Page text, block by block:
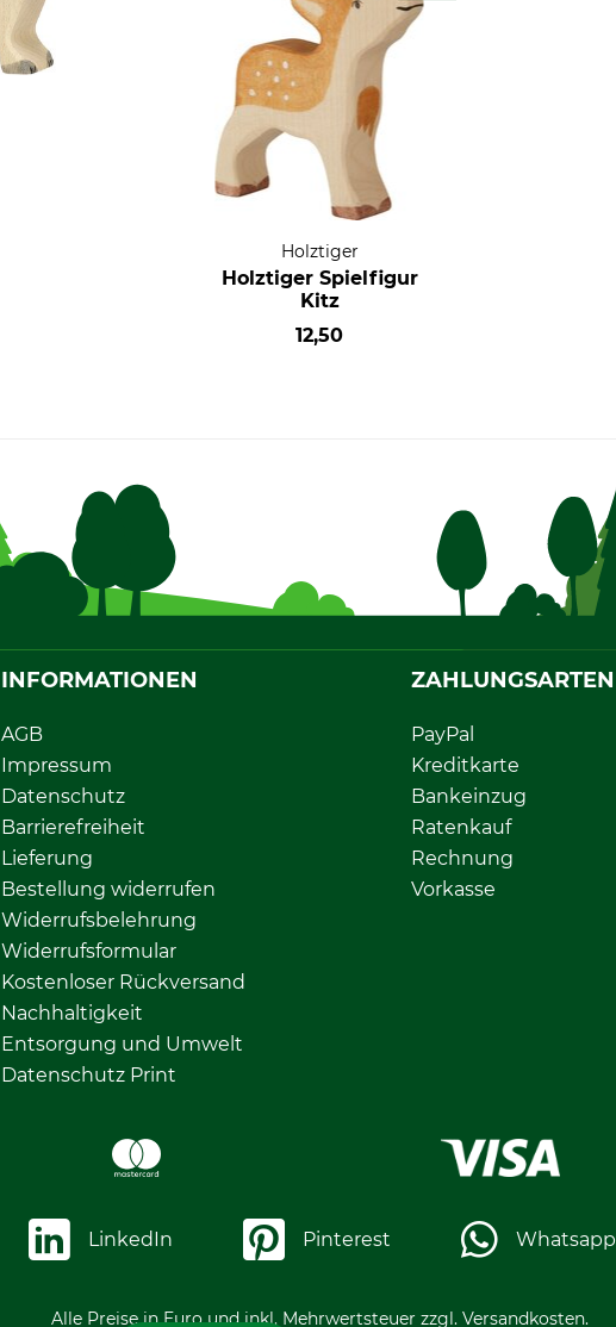
Holztiger
Holztiger Spielfigur
Kitz
12,50
INFORMATIONEN
AGB
Impressum
Datenschutz
Barrierefreiheit
Lieferung
Bestellung widerrufen
Widerrufsbelehrung
Widerrufsformular
Kostenloser Rückversand
Nachhaltigkeit
Entsorgung und Umwelt
Datenschutz Print
ZAHLUNGSARTEN
PayPal
Kreditkarte
Bankeinzug
Ratenkauf
Rechnung
Vorkasse
LinkedIn Pinterest Whatsapp
Alle Preise in Euro und inkl. Mehrwertsteuer zzgl. Versandkosten.